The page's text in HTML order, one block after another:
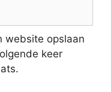
website opslaan
keer